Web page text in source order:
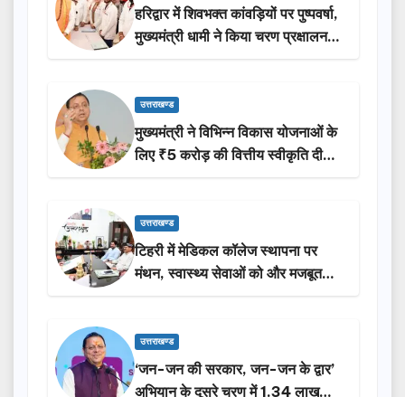
हरिद्वार में शिवभक्त कांवड़ियों पर पुष्पवर्षा,
मुख्यमंत्री धामी ने किया चरण प्रक्षालन…
उत्तराखण्ड
मुख्यमंत्री ने विभिन्न विकास योजनाओं के
लिए ₹5 करोड़ की वित्तीय स्वीकृति दी…
उत्तराखण्ड
टिहरी में मेडिकल कॉलेज स्थापना पर
मंथन, स्वास्थ्य सेवाओं को और मजबूत
करेगी सरकार: मुख्यमंत्री धामी…
उत्तराखण्ड
‘जन-जन की सरकार, जन-जन के द्वार’
अभियान के दूसरे चरण में 1.34 लाख